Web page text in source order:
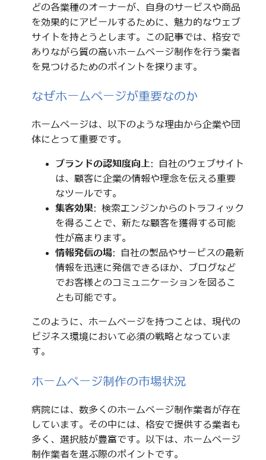
どの各業種のオーナーが、自身のサービスや商品
を効果的にアピールするために、魅力的なウェブ
サイトを持とうとします。この記事では、格安で
ありながら質の高いホームページ制作を行う業者
を見つけるためのポイントを探ります。
なぜホームページが重要なのか
ホームページは、以下のような理由から企業や団
体にとって重要です。
ブランドの認知度向上: 自社のウェブサイト
は、顧客に企業の情報や理念を伝える重要
なツールです。
集客効果: 検索エンジンからのトラフィック
を得ることで、新たな顧客を獲得する可能
性が高まります。
情報発信の場: 自社の製品やサービスの最新
情報を迅速に発信できるほか、ブログなど
でお客様とのコミュニケーションを図るこ
とも可能です。
このように、ホームページを持つことは、現代の
ビジネス環境において必須の戦略となっていま
す。
ホームページ制作の市場状況
病院には、数多くのホームページ制作業者が存在
しています。その中には、格安で提供する業者も
多く、選択肢が豊富です。以下は、ホームページ
制作業者を選ぶ際のポイントです。